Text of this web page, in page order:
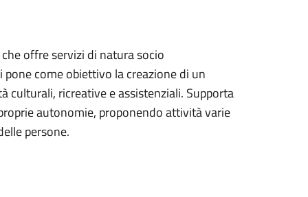
offre servizi di natura socio
come obiettivo la creazione di un
culturali, ricreative e assistenziali. Supporta
autonomie, proponendo attività varie
persone.